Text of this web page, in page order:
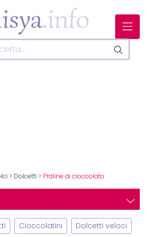
> Dolcetti > Praline di cioccolato
Cioccolatini Dolcetti veloci